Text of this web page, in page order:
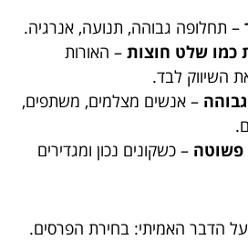
– תחלופה גבוהה, תנועה, אנרגיה.
כמו שלט חוצות – האורות
השיווק לבד.
– אנשים מצלמים, משתפים,
פשוטה – כשקונים נכון ומגדירים
על הדבר האמיתי: בחירת הפרסים.